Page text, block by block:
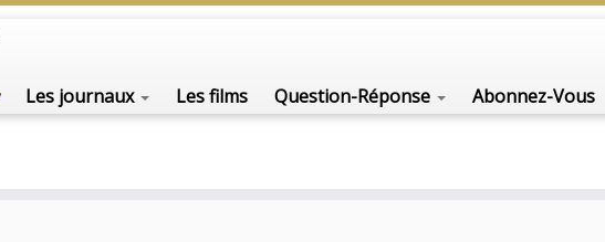
Les journaux Les films Question-Réponse Abonnez-Vous